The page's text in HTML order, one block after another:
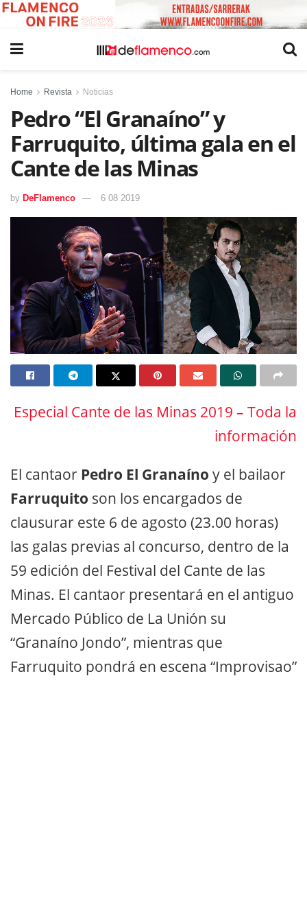
Home Revista Noticias
Pedro “El Granaíno” y
Farruquito, última gala en el
Cante de las Minas
by DeFlamenco 6 08 2019
Especial Cante de las Minas 2019 – Toda la
información
El cantaor Pedro El Granaíno y el bailaor
Farruquito son los encargados de
clausurar este 6 de agosto (23.00 horas)
las galas previas al concurso, dentro de la
59 edición del Festival del Cante de las
Minas. El cantaor presentará en el antiguo
Mercado Público de La Unión su
“Granaíno Jondo”, mientras que
Farruquito pondrá en escena “Improvisao”